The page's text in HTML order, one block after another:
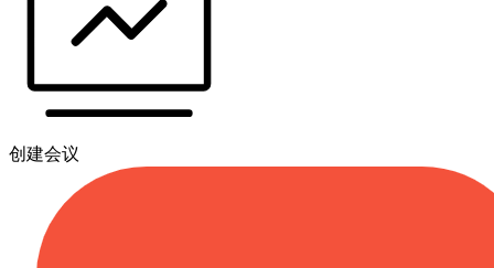
创建会议